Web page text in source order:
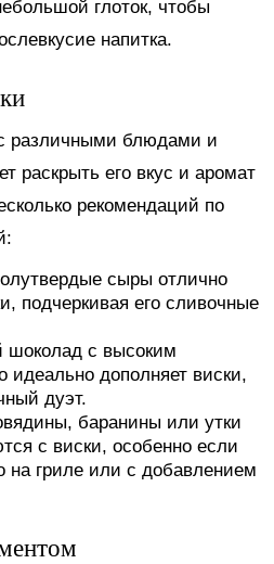
глоток, чтобы
напитка.
различными блюдами и
раскрыть его вкус и аромат
рекомендаций по
сыры отлично
подчеркивая его сливочные
шоколад с высоким
идеально дополняет виски,
дуэт.
баранины или утки
с виски, особенно если
на гриле или с добавлением